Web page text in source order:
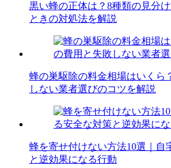
黒い蜂の正体は？8種類の見分
ときの対処法を解説
蜂の巣駆除の料金相場はいくら
しない業者選びのコツを解説
蜂を寄せ付けない方法10選｜自
と逆効果になる行動